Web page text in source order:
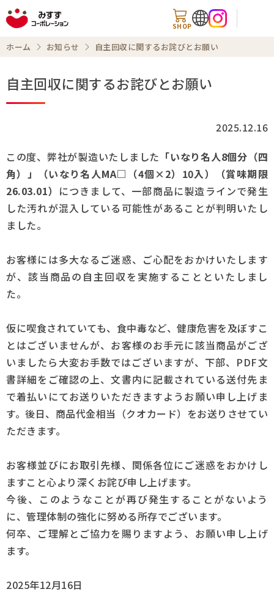
SHOP
商品情報
知る・楽しむ
レシピ
企業情報
採用情報
Q&A
お問い合わせ
ホーム お知らせ 自主回収に関するお詫びとお願い
自主回収に関するお詫びとお願い
2025.12.16
この度、弊社が製造いたしました 「いなり名人8個分（四
角）」（いなり名人MA□（4個×2）10入）（賞味期限
26.03.01） につきまして、一部商品に製造ラインで発生
した汚れが混入している可能性があることが判明いたし
ました。
お客様には多大なるご迷惑、ご心配をおかけいたします
が、該当商品の自主回収を実施することといたしまし
た。
仮に喫食されていても、食中毒など、健康危害を及ぼすこ
とはございませんが、お客様のお手元に該当商品がござ
いましたら大変お手数ではございますが、下部、PDF文
書詳細をご確認の上、文書内に記載されている送付先ま
で着払いにてお送りいただきますようお願い申し上げま
す。後日、商品代金相当（クオカード）をお送りさせてい
ただきます。
お客様並びにお取引先様、関係各位にご迷惑をおかけし
ますこと心より深くお詫び申し上げます。
今後、このようなことが再び発生することがないよう
に、管理体制の強化に努める所存でございます。
何卒、ご理解とご協力を賜りますよう、お願い申し上げ
ます。
2025年12月16日